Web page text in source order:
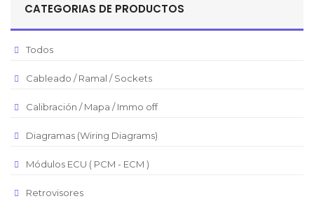
Pesos Mexicanos
Euro
Real Brasilero
CATEGORIAS DE PRODUCTOS
Todos
Cableado / Ramal / Sockets
Calibración / Mapa / Immo off
Diagramas (Wiring Diagrams)
Módulos ECU ( PCM - ECM )
Retrovisores